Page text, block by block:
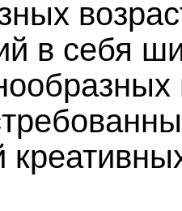
в себя